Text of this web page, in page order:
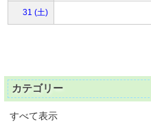
31 (土)
カテゴリー
すべて表示